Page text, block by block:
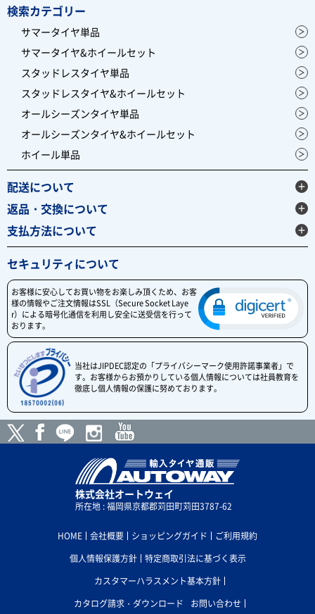
検索カテゴリー
サマータイヤ単品
サマータイヤ&ホイールセット
スタッドレスタイヤ単品
スタッドレスタイヤ&ホイールセット
オールシーズンタイヤ単品
オールシーズンタイヤ&ホイールセット
ホイール単品
配送について
返品・交換について
支払方法について
セキュリティについて
お客様に安心してお買い物をお楽しみ頂くため、お客
様の情報やご注文情報はSSL（Secure Socket Laye
r）による暗号化通信を利用し安全に送受信を行って
おります。
当社はJIPDEC認定の「プライバシーマーク使用許諾事業者」で
す。お客様からお預かりしている個人情報については社員教育を
徹底し個人情報の保護に努めております。
株式会社オートウェイ
所在地 : 福岡県京都郡苅田町苅田3787-62
HOME 会社概要 ショッピングガイド
ご利用規約
個人情報保護方針
特定商取引法に基づく表示
カスタマーハラスメント基本方針
カタログ請求・ダウンロード
お問い合わせ